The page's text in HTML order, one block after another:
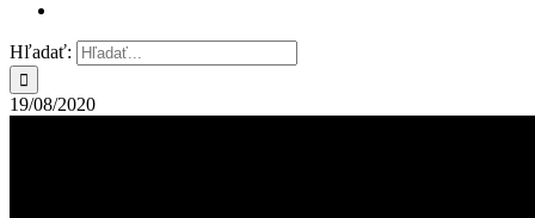
Hľadať:
19/08/2020